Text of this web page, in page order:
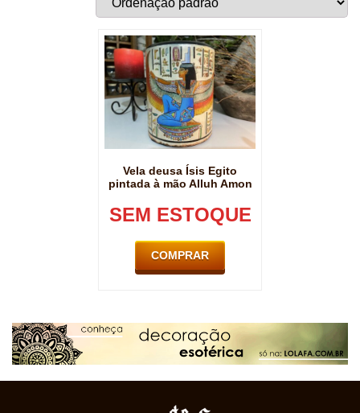
Vela deusa Ísis Egito
pintada à mão Alluh Amon
SEM ESTOQUE
COMPRAR